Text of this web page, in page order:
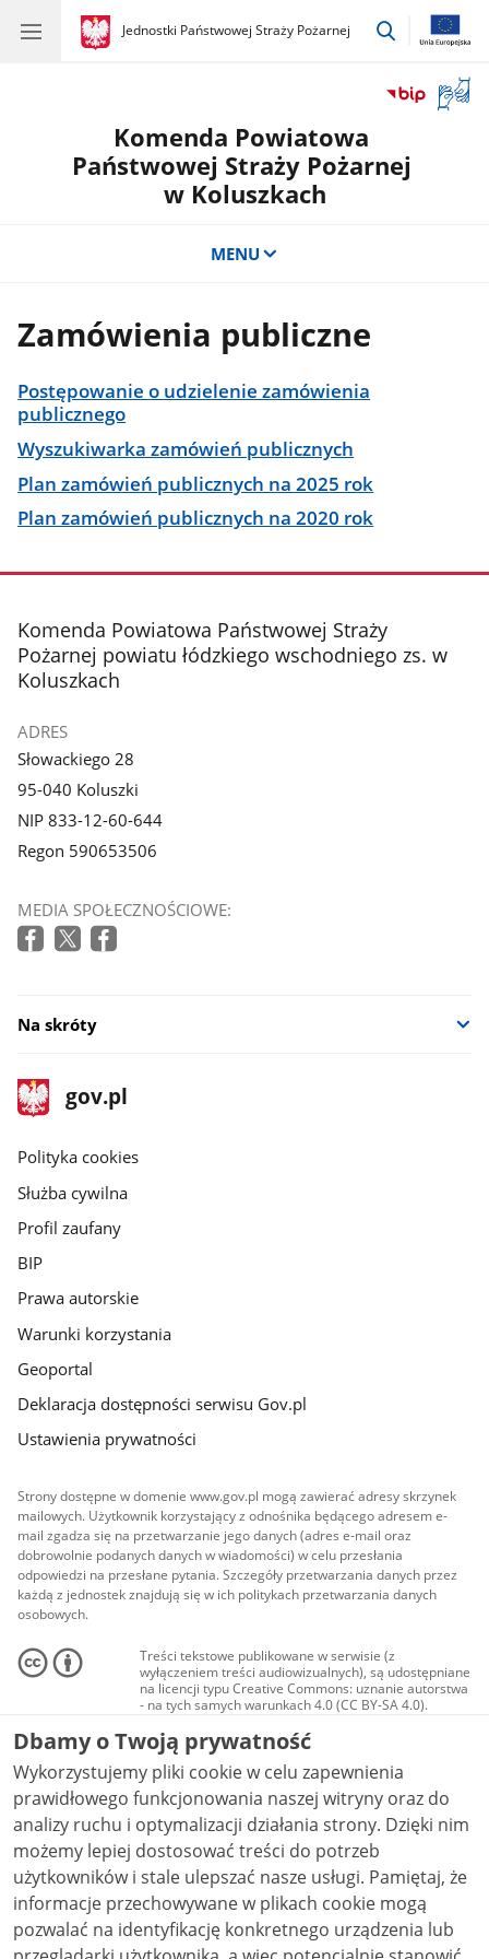
gov.pl
Jednostki Państwowej Straży Pożarnej
gov.pl
Jednostki
przejdź
okno
Komenda Powiatowa
Państwowej Straży Pożarnej
w Koluszkach
MENU
Zamówienia publiczne
Postępowanie o udzielenie zamówienia
publicznego
Wyszukiwarka zamówień publicznych
Plan zamówień publicznych na 2025 rok
Plan zamówień publicznych na 2020 rok
stopka
Komenda Powiatowa Państwowej Straży
Pożarnej powiatu łódzkiego wschodniego zs. w
Koluszkach
ADRES
Słowackiego 28
95-040 Koluszki
NIP 833-12-60-644
Regon 590653506
MEDIA SPOŁECZNOŚCIOWE:
Na skróty
stopka
gov.pl
Strona
gov.pl
gov.pl
Polityka cookies
Służba cywilna
Profil zaufany
BIP
Prawa autorskie
Warunki korzystania
Geoportal
Deklaracja dostępności serwisu Gov.pl
Ustawienia prywatności
Strony dostępne w domenie www.gov.pl mogą zawierać adresy skrzynek
mailowych. Użytkownik korzystający z odnośnika będącego adresem e-
mail zgadza się na przetwarzanie jego danych (adres e-mail oraz
dobrowolnie podanych danych w wiadomości) w celu przesłania
odpowiedzi na przesłane pytania. Szczegóły przetwarzania danych przez
każdą z jednostek znajdują się w ich politykach przetwarzania danych
osobowych.
Treści tekstowe publikowane w serwisie (z
wyłączeniem treści audiowizualnych), są udostępniane
na licencji typu Creative Commons: uznanie autorstwa
- na tych samych warunkach 4.0 (CC BY-SA 4.0).
Materiały audiowizualne, w tym zdjęcia, materiały
audio i wideo, są udostępniane na licencji typu
Creative Commons: uznanie autorstwa użycie
niekomercyjne - bez utworów zależnych 4.0 (CC BY-
NC-ND 4.0), o ile nie jest to stwierdzone inaczej.
Dbamy o Twoją prywatność
Wykorzystujemy pliki cookie w celu zapewnienia
prawidłowego funkcjonowania naszej witryny oraz do
analizy ruchu i optymalizacji działania strony. Dzięki nim
możemy lepiej dostosować treści do potrzeb
użytkowników i stale ulepszać nasze usługi. Pamiętaj, że
informacje przechowywane w plikach cookie mogą
pozwalać na identyfikację konkretnego urządzenia lub